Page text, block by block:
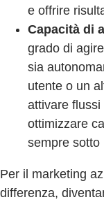
e offrire
Capacità di
grado di
sia
utente o un
attivare
ottimizzare
sempre sotto
Per il marketing
differenza,